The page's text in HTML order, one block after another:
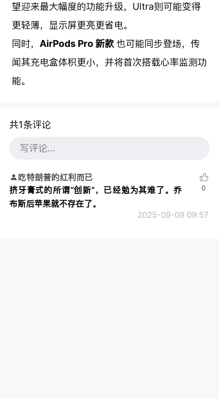
望迎来最大幅度的功能升级，Ultra则可能变得
更轻薄，显示屏更亮更省电。
同时， AirPods Pro 新款也可能同步登场，传
闻其充电盒体积更小，并将首次搭载心率监测功
能。
共1条评论
吃特朗普的红利而已
挤牙膏式的所谓“创新”，已经勉为其难了。乔
布斯后苹果就不存在了。
2025-09-09 09:57
0